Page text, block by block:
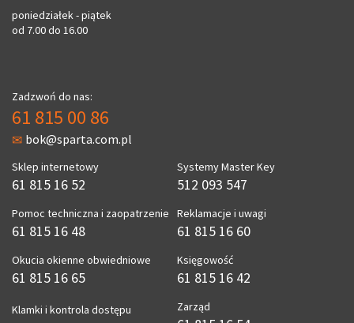
poniedziałek - piątek
od 7.00 do 16.00
Zadzwoń do nas:
61 815 00 86
bok@sparta.com.pl
Sklep internetowy
61 815 16 52
Pomoc techniczna i zaopatrzenie
61 815 16 48
Okucia okienne obwiedniowe
61 815 16 65
Klamki i kontrola dostępu
Systemy Master Key
512 093 547
Reklamacje i uwagi
61 815 16 60
Księgowość
61 815 16 42
Zarząd